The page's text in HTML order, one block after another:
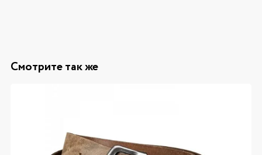
Смотрите так же